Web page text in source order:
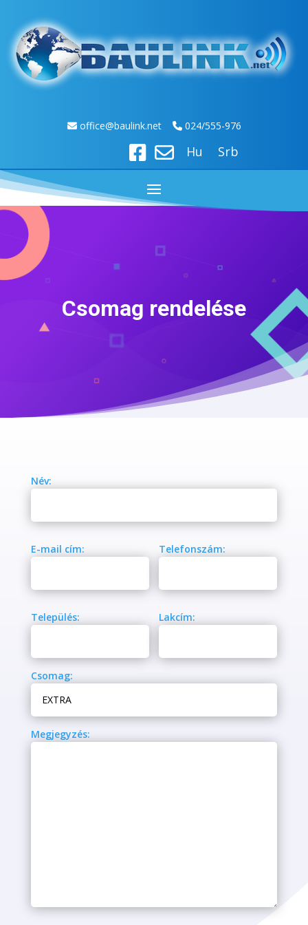
office@baulink.net 024/555-976
Hu Srb
Csomag rendelése
Név:
E-mail cím: Telefonszám:
Település: Lakcím:
Csomag:
Megjegyzés: